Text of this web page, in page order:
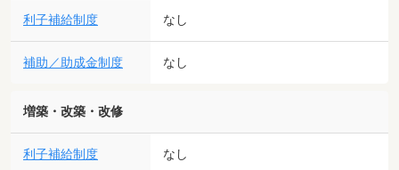
利子補給制度 なし
補助／助成金制度 なし
増築・改築・改修
利子補給制度 なし